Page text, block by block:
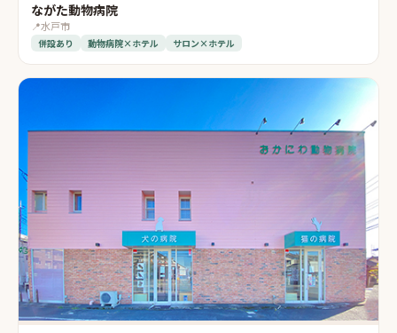
ながた動物病院
📍水戸市
併設あり 動物病院×ホテル サロン×ホテル